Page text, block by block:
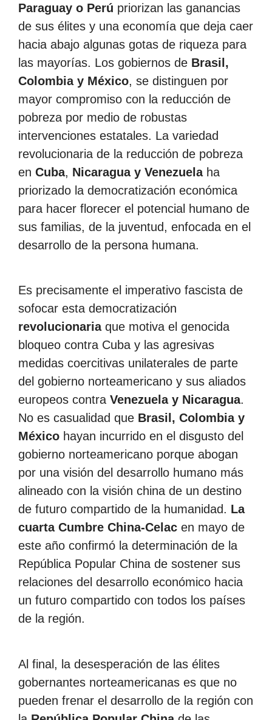
Paraguay o Perú priorizan las ganancias
de sus élites y una economía que deja caer
hacia abajo algunas gotas de riqueza para
las mayorías. Los gobiernos de Brasil,
Colombia y México, se distinguen por
mayor compromiso con la reducción de
pobreza por medio de robustas
intervenciones estatales. La variedad
revolucionaria de la reducción de pobreza
en Cuba, Nicaragua y Venezuelaha
priorizado la democratización económica
para hacer florecer el potencial humano de
sus familias, de la juventud, enfocada en el
desarrollo de la persona humana.
Es precisamente el imperativo fascista de
sofocar esta democratización
revolucionariaque motiva el genocida
bloqueo contra Cuba y las agresivas
medidas coercitivas unilaterales de parte
del gobierno norteamericano y sus aliados
europeos contra Venezuela y Nicaragua.
No es casualidad que Brasil, Colombia y
México hayan incurrido en el disgusto del
gobierno norteamericano porque abogan
por una visión del desarrollo humano más
alineado con la visión china de un destino
de futuro compartido de la humanidad. La
cuarta Cumbre China-Celac en mayo de
este año confirmó la determinación de la
República Popular China de sostener sus
relaciones del desarrollo económico hacia
un futuro compartido con todos los países
de la región.
Al final, la desesperación de las élites
gobernantes norteamericanas es que no
pueden frenar el desarrollo de la región con